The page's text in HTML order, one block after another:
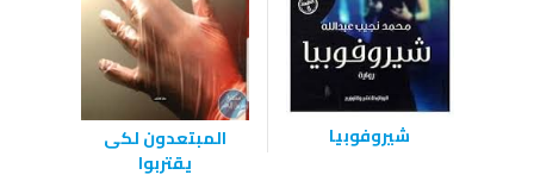
شيروفوبيا
المبتعدون لكى
يقتربوا